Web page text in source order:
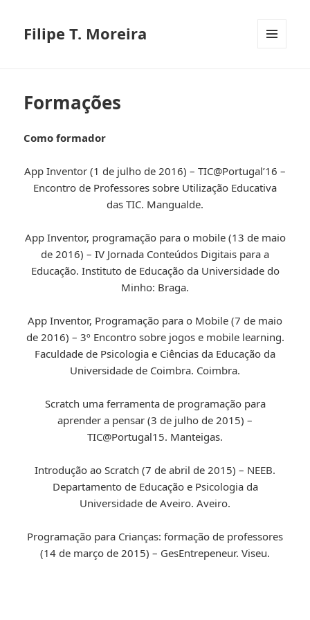
Filipe T. Moreira
Formações
Como formador
App Inventor (1 de julho de 2016) – TIC@Portugal’16 –
Encontro de Professores sobre Utilização Educativa
das TIC. Mangualde.
App Inventor, programação para o mobile (13 de maio
de 2016) – IV Jornada Conteúdos Digitais para a
Educação. Instituto de Educação da Universidade do
Minho: Braga.
App Inventor, Programação para o Mobile (7 de maio
de 2016) – 3º Encontro sobre jogos e mobile learning.
Faculdade de Psicologia e Ciências da Educação da
Universidade de Coimbra. Coimbra.
Scratch uma ferramenta de programação para
aprender a pensar (3 de julho de 2015) –
TIC@Portugal15. Manteigas.
Introdução ao Scratch (7 de abril de 2015) – NEEB.
Departamento de Educação e Psicologia da
Universidade de Aveiro. Aveiro.
Programação para Crianças: formação de professores
(14 de março de 2015) – GesEntrepeneur. Viseu.